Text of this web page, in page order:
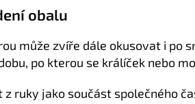
obalu
může zvíře dále okusovat i po
po kterou se králíček nebo
ruky jako součást společného